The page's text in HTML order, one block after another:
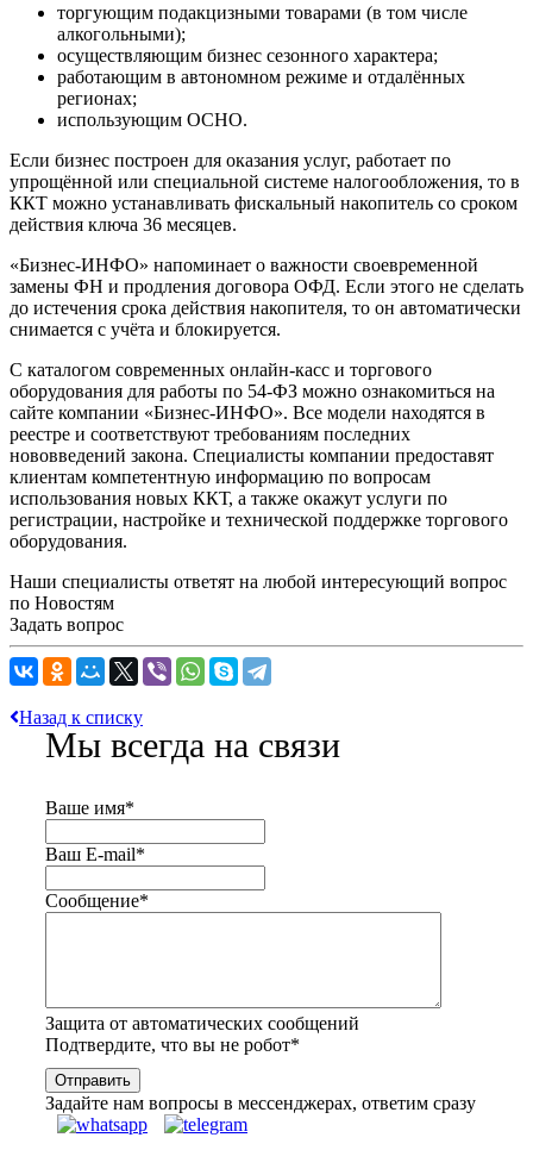
торгующим подакцизными товарами (в том числе
алкогольными);
осуществляющим бизнес сезонного характера;
работающим в автономном режиме и отдалённых
регионах;
использующим ОСНО.
Если бизнес построен для оказания услуг, работает по
упрощённой или специальной системе налогообложения, то в
ККТ можно устанавливать фискальный накопитель со сроком
действия ключа 36 месяцев.
«Бизнес-ИНФО» напоминает о важности своевременной
замены ФН и продления договора ОФД. Если этого не сделать
до истечения срока действия накопителя, то он автоматически
снимается с учёта и блокируется.
С каталогом современных онлайн-касс и торгового
оборудования для работы по 54-ФЗ можно ознакомиться на
сайте компании «Бизнес-ИНФО». Все модели находятся в
реестре и соответствуют требованиям последних
нововведений закона. Специалисты компании предоставят
клиентам компетентную информацию по вопросам
использования новых ККТ, а также окажут услуги по
регистрации, настройке и технической поддержке торгового
оборудования.
Наши специалисты ответят на любой интересующий вопрос
по Новостям
Задать вопрос
Назад к списку
Мы всегда на связи
Ваше имя*
Ваш E-mail*
Сообщение*
Защита от автоматических сообщений
Подтвердите, что вы не робот*
Задайте нам вопросы в мессенджерах, ответим сразу